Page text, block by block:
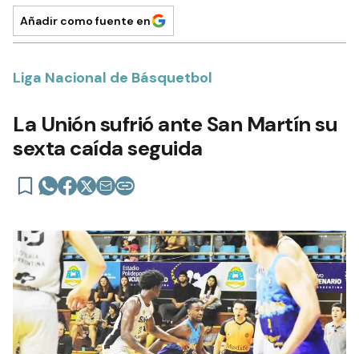
Añadir como fuente en
Liga Nacional de Básquetbol
La Unión sufrió ante San Martín su
sexta caída seguida